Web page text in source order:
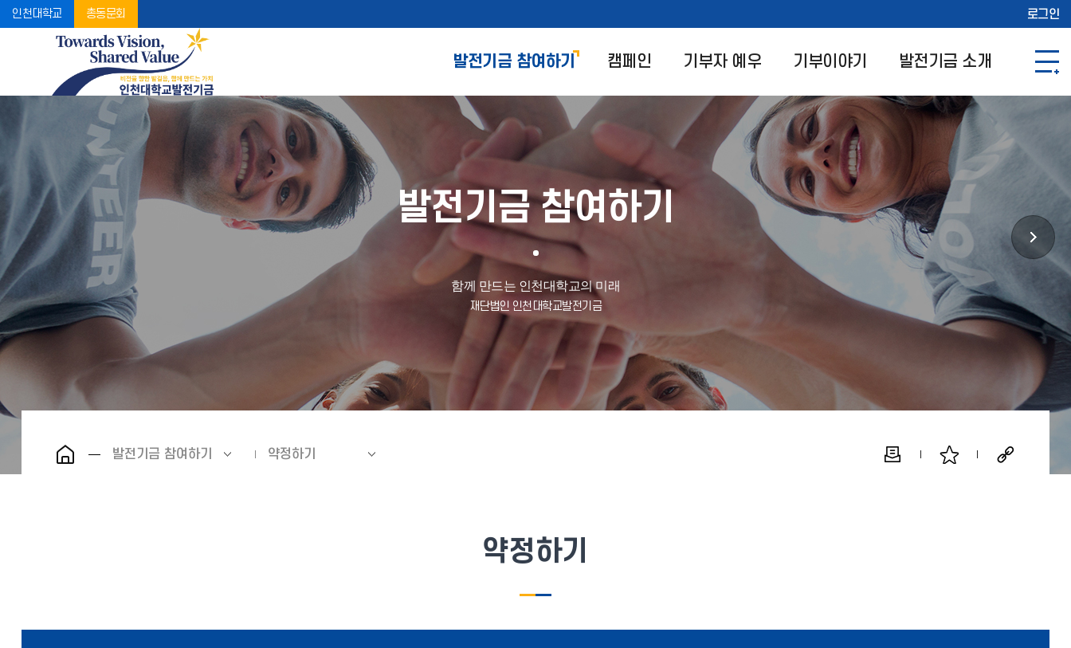
인천대학교 총동문회 로그인
발전기금 참여하기 캠페인 기부자 예우 기부이야기 발전기금 소개
발전기금 참여하기
발전기금 참여하기 약정하기
약정하기